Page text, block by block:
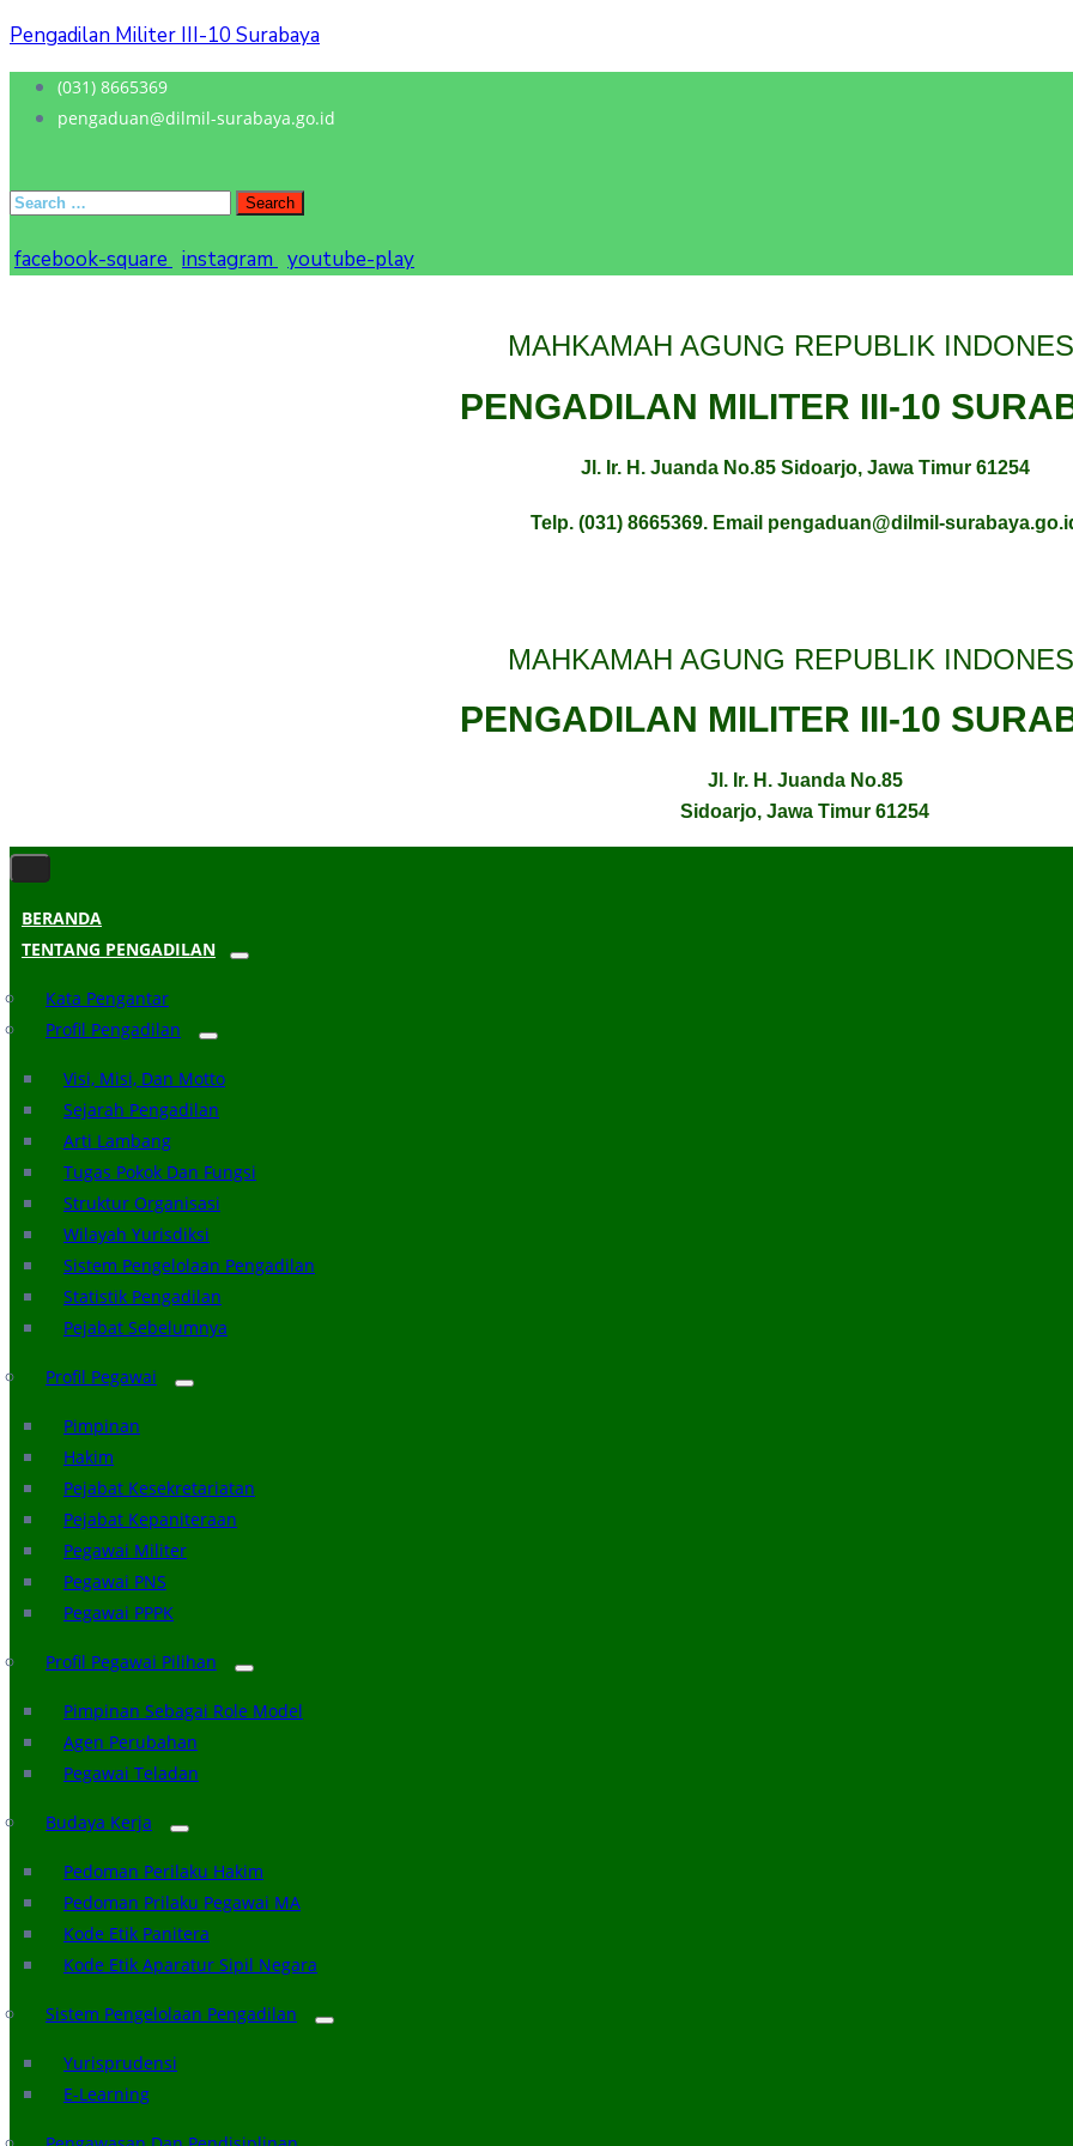
Pengadilan Militer III-10 Surabaya
(031) 8665369
pengaduan@dilmil-surabaya.go.id
facebook-square instagram youtube-play
MAHKAMAH AGUNG REPUBLIK
PENGADILAN MILITER III-10
Jl. Ir. H. Juanda No.85 Sidoarjo, Jawa Timur 61254
Telp. (031) 8665369. Email pengaduan@dilmil-
MAHKAMAH AGUNG REPUBLIK
PENGADILAN MILITER III-10
Jl. Ir. H. Juanda No.85
Sidoarjo, Jawa Timur 61254
BERANDA
TENTANG PENGADILAN
Kata Pengantar
Profil Pengadilan
Visi, Misi, Dan Motto
Sejarah Pengadilan
Arti Lambang
Tugas Pokok Dan Fungsi
Struktur Organisasi
Wilayah Yurisdiksi
Sistem Pengelolaan Pengadilan
Statistik Pengadilan
Pejabat Sebelumnya
Profil Pegawai
Pimpinan
Hakim
Pejabat Kesekretariatan
Pejabat Kepaniteraan
Pegawai Militer
Pegawai PNS
Pegawai PPPK
Profil Pegawai Pilihan
Pimpinan Sebagai Role Model
Agen Perubahan
Pegawai Teladan
Budaya Kerja
Pedoman Perilaku Hakim
Pedoman Prilaku Pegawai MA
Kode Etik Panitera
Kode Etik Aparatur Sipil Negara
Sistem Pengelolaan Pengadilan
Yurisprudensi
E-Learning